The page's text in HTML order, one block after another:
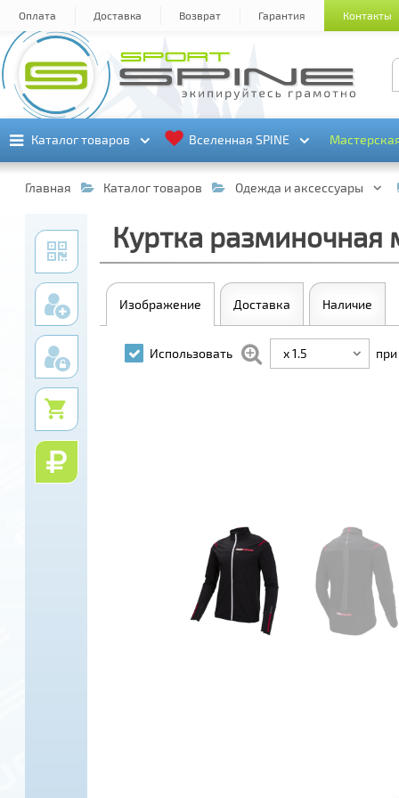
Оплата Доставка Возврат Гарантия Контакты
Каталог товаров
Каталог товаров Вселенная SPINE
Вселенная SPINE
Главная Каталог товаров Одежда и аксессуары
Куртка разминочная
Изображение Доставка Наличие
x 1.5
Использовать